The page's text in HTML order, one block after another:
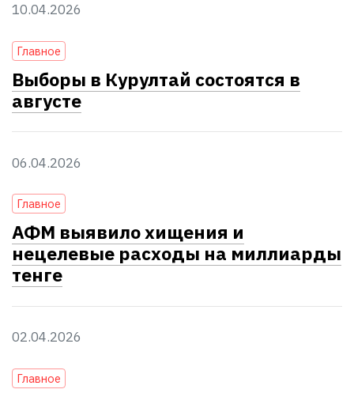
10.04.2026
Главное
Выборы в Курултай состоятся в
августе
06.04.2026
Главное
АФМ выявило хищения и
нецелевые расходы на миллиарды
тенге
02.04.2026
Главное